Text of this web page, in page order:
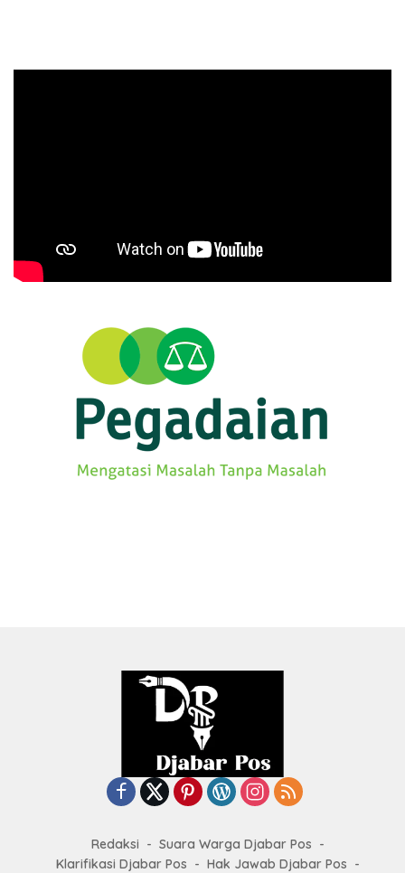
Redaksi
Suara Warga Djabar Pos
Klarifikasi Djabar Pos
Hak Jawab Djabar Pos